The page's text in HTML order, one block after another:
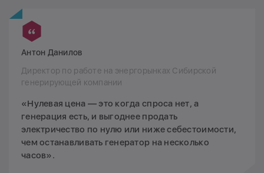
Антон Данилов
Директор по работе на энергорынках Сибирской
генерирующей компании
«Нулевая цена — это когда спроса нет, а
генерация есть, и выгоднее продать
электричество по нулю или ниже себестоимости,
чем останавливать генератор на несколько
часов».